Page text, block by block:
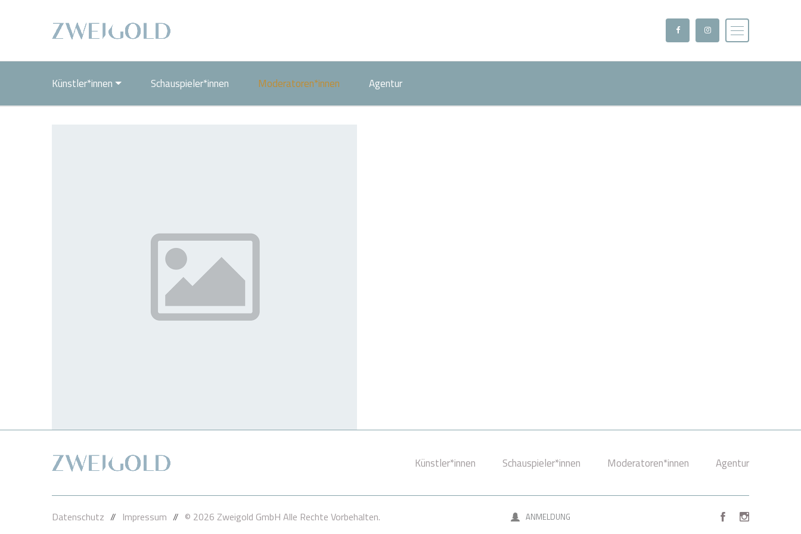
Künstler*innen Schauspieler*innen Moderatoren*innen Agentur
Künstler*innen Schauspieler*innen Moderatoren*innen Agentur
Datenschutz // Impressum // © 2026 Zweigold GmbH Alle Rechte Vorbehalten. ANMELDUNG